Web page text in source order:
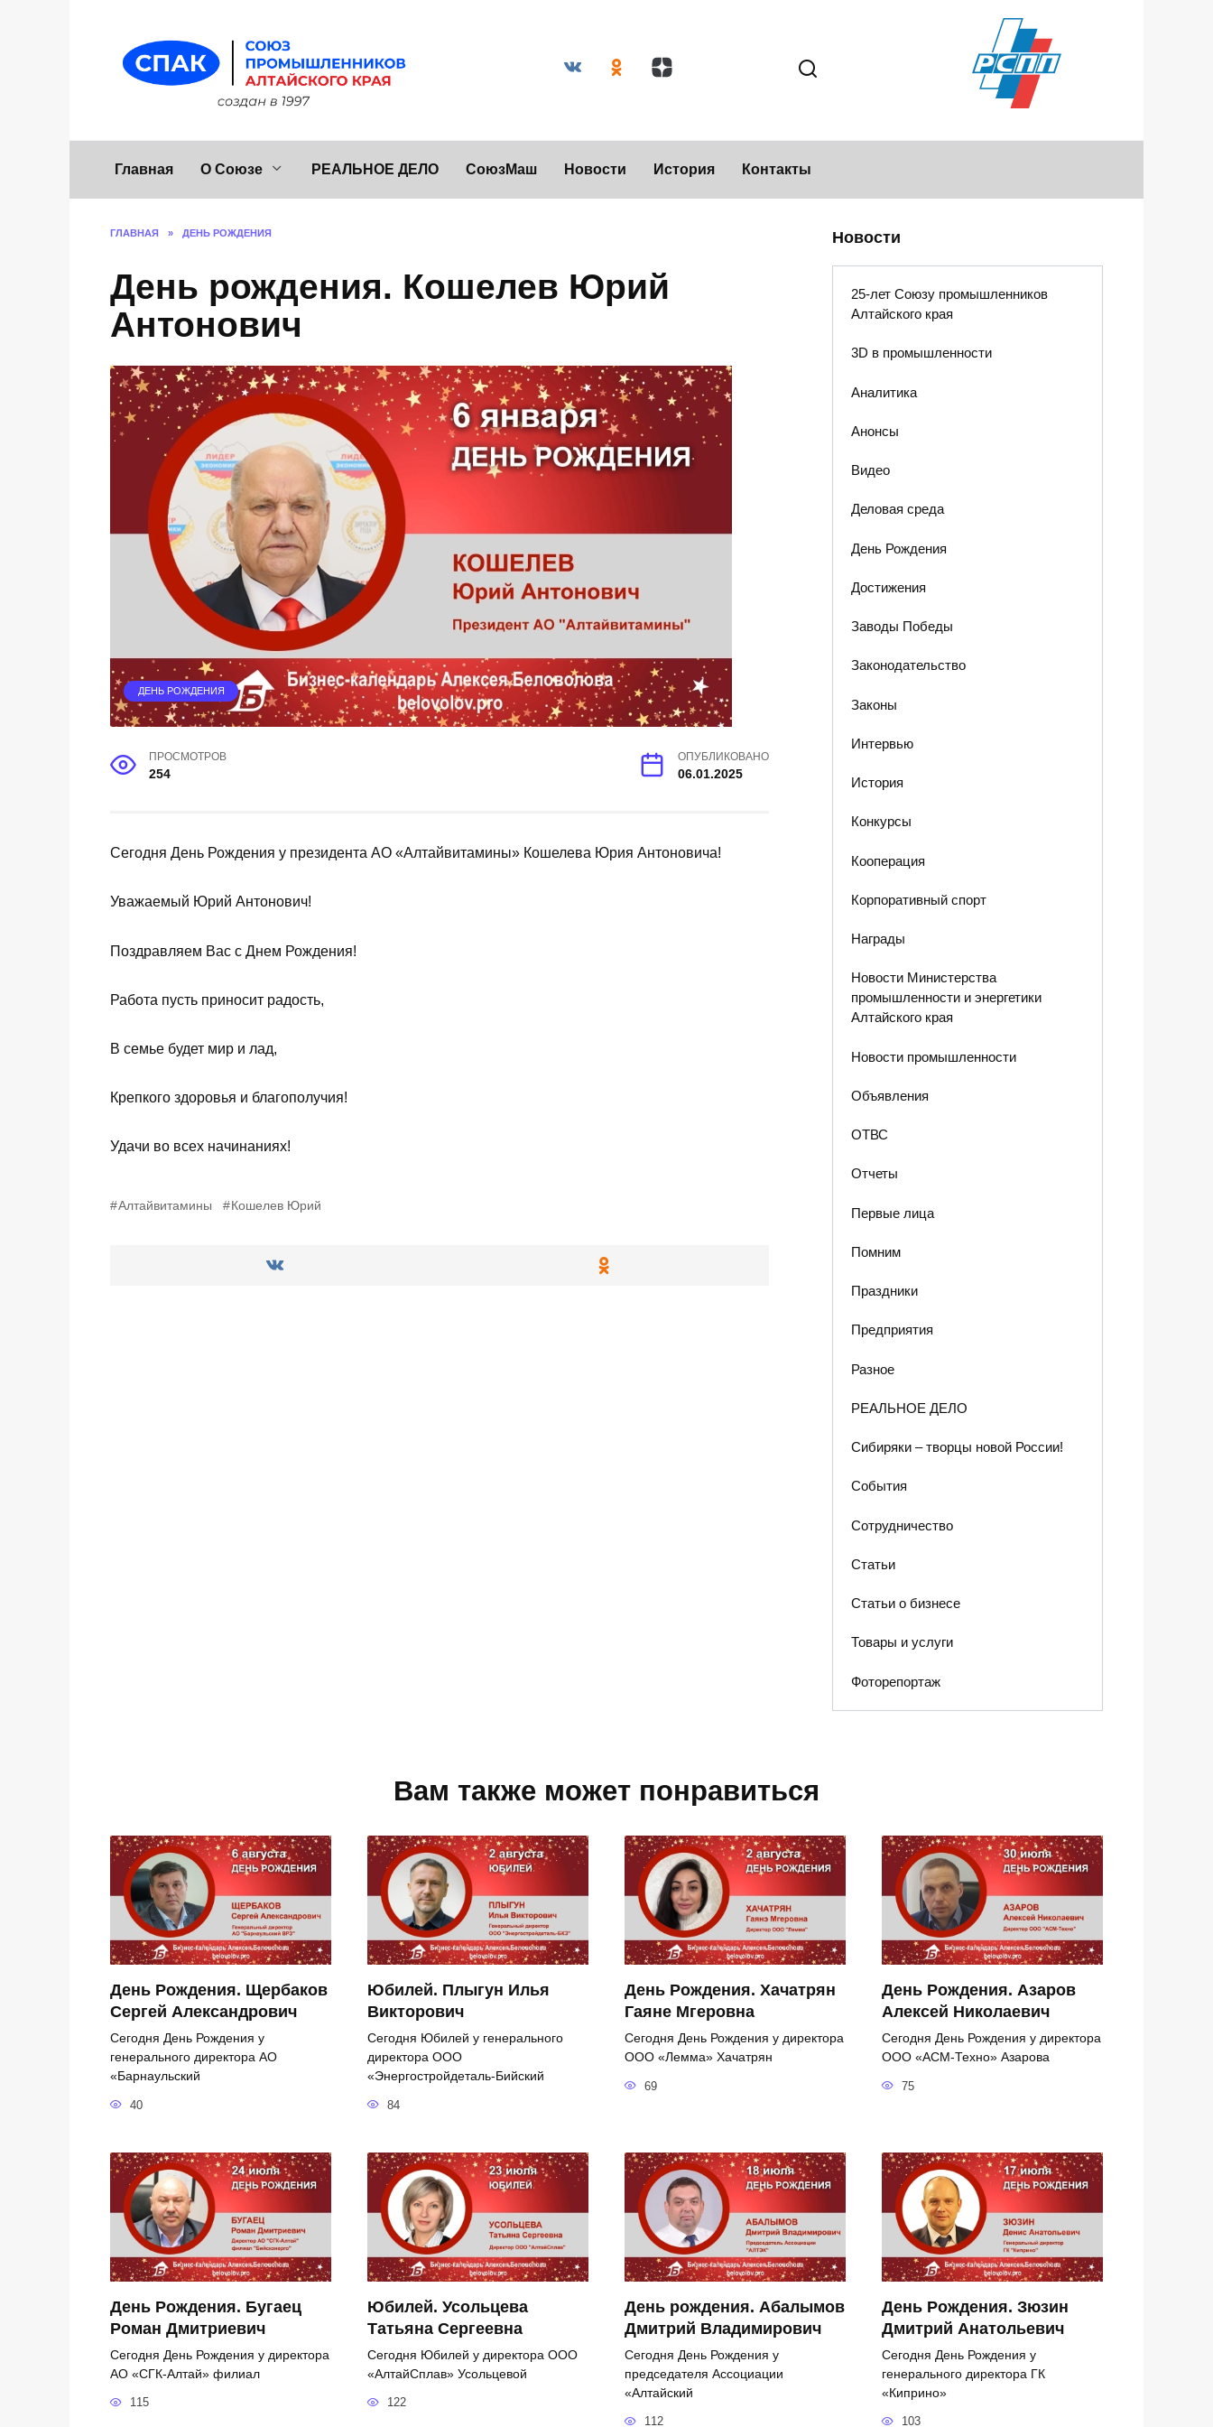
Главная О Союзе РЕАЛЬНОЕ ДЕЛО СоюзМаш Новости История Контакты
ГЛАВНАЯ » ДЕНЬ РОЖДЕНИЯ
День рождения. Кошелев Юрий
Антонович
ДЕНЬ РОЖДЕНИЯ
ПРОСМОТРОВ
254
ОПУБЛИКОВАНО
06.01.2025
Сегодня День Рождения у президента АО «Алтайвитамины» Кошелева Юрия Антоновича!
Уважаемый Юрий Антонович!
Поздравляем Вас с Днем Рождения!
Работа пусть приносит радость,
В семье будет мир и лад,
Крепкого здоровья и благополучия!
Удачи во всех начинаниях!
Алтайвитамины Кошелев Юрий
Новости
25-лет Союзу промышленников
Алтайского края
3D в промышленности
Аналитика
Анонсы
Видео
Деловая среда
День Рождения
Достижения
Заводы Победы
Законодательство
Законы
Интервью
История
Конкурсы
Кооперация
Корпоративный спорт
Награды
Новости Министерства
промышленности и энергетики
Алтайского края
Новости промышленности
Объявления
ОТВС
Отчеты
Первые лица
Помним
Праздники
Предприятия
Разное
РЕАЛЬНОЕ ДЕЛО
Сибиряки – творцы новой России!
События
Сотрудничество
Статьи
Статьи о бизнесе
Товары и услуги
Фоторепортаж
Вам также может понравиться
День Рождения. Щербаков
Сергей Александрович
Сегодня День Рождения у
генерального директора АО
«Барнаульский
40
Юбилей. Плыгун Илья
Викторович
Сегодня Юбилей у генерального
директора ООО
«Энергостройдеталь-Бийский
84
День Рождения. Хачатрян
Гаяне Мгеровна
Сегодня День Рождения у директора
ООО «Лемма» Хачатрян
69
День Рождения. Азаров
Алексей Николаевич
Сегодня День Рождения у директора
ООО «АСМ-Техно» Азарова
75
День Рождения. Бугаец
Роман Дмитриевич
Сегодня День Рождения у директора
АО «СГК-Алтай» филиал
115
Юбилей. Усольцева
Татьяна Сергеевна
Сегодня Юбилей у директора ООО
«АлтайСплав» Усольцевой
122
День рождения. Абалымов
Дмитрий Владимирович
Сегодня День Рождения у
председателя Ассоциации
«Алтайский
112
День Рождения. Зюзин
Дмитрий Анатольевич
Сегодня День Рождения у
генерального директора ГК
«Киприно»
103